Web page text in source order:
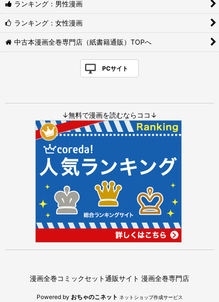
ランキング：男性漫画
ランキング：女性漫画
中古本漫画全巻専門店（紙書籍通販）TOPへ
PCサイト
↓無料で漫画を読むならココ↓
漫画全巻コミックセット通販サイト 漫画全巻専門店
Powered by おちゃのこネット ネットショップ作成サービス